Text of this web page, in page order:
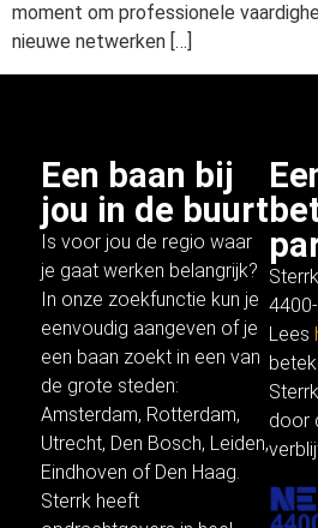
moment om professionele
nieuwe netwerken […]
Een baan bij
jou in de buurt
Is voor jou de regio waar
je gaat werken belangrijk?
In onze zoekfunctie kun je
eenvoudig aangeven of je
een baan zoekt in een van
de grote steden:
Amsterdam, Rotterdam,
Utrecht, Den Bosch, Leiden,
Eindhoven of Den Haag
Sterrk heeft
Lees
door